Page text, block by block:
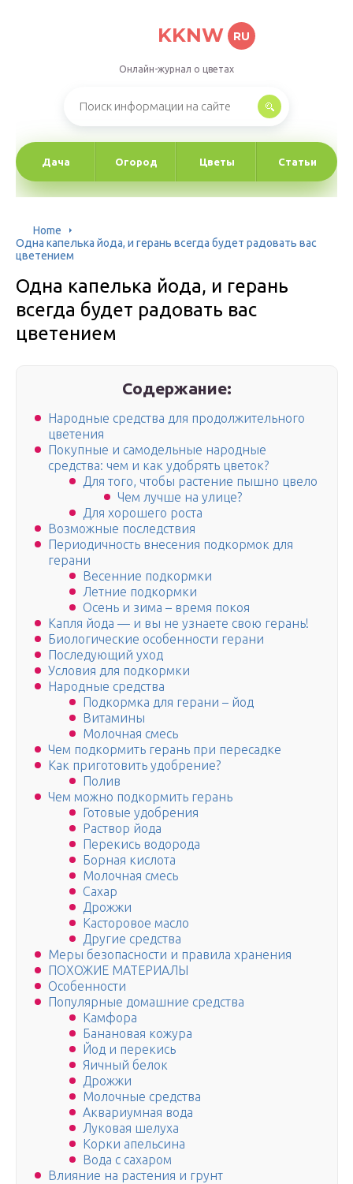
KKNW RU
Онлайн-журнал о цветах
Дача Огород Цветы Статьи
Home
Одна капелька йода, и герань всегда будет радовать вас
цветением
Одна капелька йода, и герань
всегда будет радовать вас
цветением
Содержание:
Народные средства для продолжительного
цветения
Покупные и самодельные народные
средства: чем и как удобрять цветок?
Для того, чтобы растение пышно цвело
Чем лучше на улице?
Для хорошего роста
Возможные последствия
Периодичность внесения подкормок для
герани
Весенние подкормки
Летние подкормки
Осень и зима – время покоя
Капля йода — и вы не узнаете свою герань!
Биологические особенности герани
Последующий уход
Условия для подкормки
Народные средства
Подкормка для герани – йод
Витамины
Молочная смесь
Чем подкормить герань при пересадке
Как приготовить удобрение?
Полив
Чем можно подкормить герань
Готовые удобрения
Раствор йода
Перекись водорода
Борная кислота
Молочная смесь
Сахар
Дрожжи
Касторовое масло
Другие средства
Меры безопасности и правила хранения
ПОХОЖИЕ МАТЕРИАЛЫ
Особенности
Популярные домашние средства
Камфора
Банановая кожура
Йод и перекись
Яичный белок
Дрожжи
Молочные средства
Аквариумная вода
Луковая шелуха
Корки апельсина
Вода с сахаром
Влияние на растения и грунт